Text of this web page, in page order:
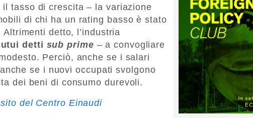
tasso di crescita – la variazione
di chi ha un rating basso è stato
detto, l’industria
detti sub prime – a convogliare
Perciò, anche se i salari
se i nuovi occupati svolgono
dei beni di consumo durevoli.
del Centro Einaudi